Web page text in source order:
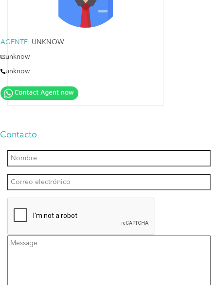
AGENTE: UNKNOW
unknow
unknow
Contacto